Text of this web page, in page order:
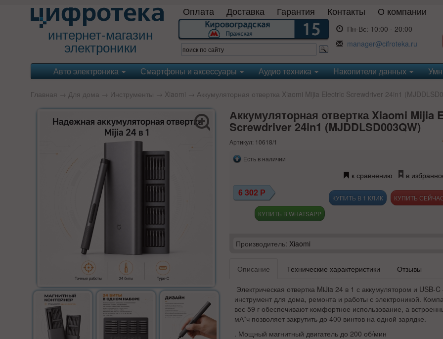
интернет-магазин
электроники
Оплата Доставка Гарантия Контакты О компании
Пн-Вс: 10:00 - 20:00
manager@cifroteka.ru
Авто электроника Смартфоны и аксессуары Аудио техника Накопители данных
Главная → Для дома → Инструменты → Xiaomi → Аккумуляторная отвертка Xiaomi Mijia Electric Screwdriver 24in1
Аккумуляторная отвертка Xiaomi Mijia
Screwdriver 24in1 (MJDDLSD003QW)
Артикул: 10618/1
Есть в наличии
к сравнению в
6 302 Р
КУПИТЬ В 1 КЛИК
КУПИТЬ В WHATSAPP
Производитель: Xiaomi
Описание Технические характеристики Отзывы
Электрическая отвертка MiJia 24 в 1 с аккумулятором и USB-
инструмент для дома, ремонта и работы с электроникой.
вес 59 г обеспечивают комфортное использование, а
мА*ч позволяет закрутить до 400 винтов на одной зарядке.
. Мощный магнитный двигатель до 200 об/мин